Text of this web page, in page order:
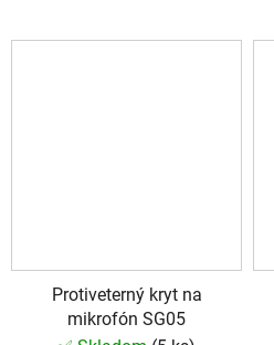
Protiveterný kryt na
mikrofón SG05